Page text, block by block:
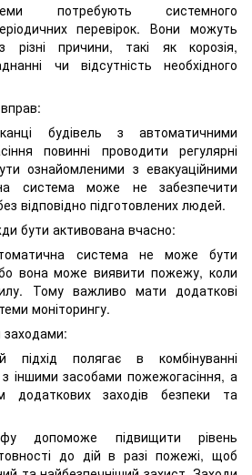
потребують системного
перевірок. Вони можуть
причини, такі як корозія,
чи відсутність необхідного
будівель з автоматичними
повинні проводити регулярні
ознайомленими з евакуаційними
система може не забезпечити
відповідно підготовлених людей.
бути активована вчасно:
система не може бути
вона може виявити пожежу, коли
Тому важливо мати додаткові
моніторингу.
заходами:
підхід полягає в комбінуванні
іншими засобами пожежогасіння, а
додаткових заходів безпеки та
допоможе підвищити рівень
до дій в разі пожежі, щоб